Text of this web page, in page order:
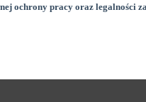
ochrony pracy oraz legalności